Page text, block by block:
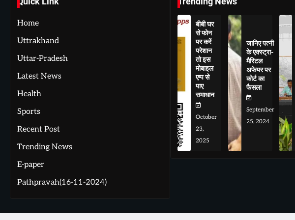
Home
Uttrakhand
Uttar-Pradesh
Latest News
Health
Sports
Recent Post
Trending News
E-paper
Pathpravah(16-11-2024)
बीबी घर
से फोन
पर करें
परेशान
तो इस
मोबाइल
एप्प से
पाए
समाधान
October
23,
2025
जानिए पत्नी
के एक्स्ट्रा-
मैरिटल
अफेयर पर
कोर्ट का
फैसला
September
25, 2024